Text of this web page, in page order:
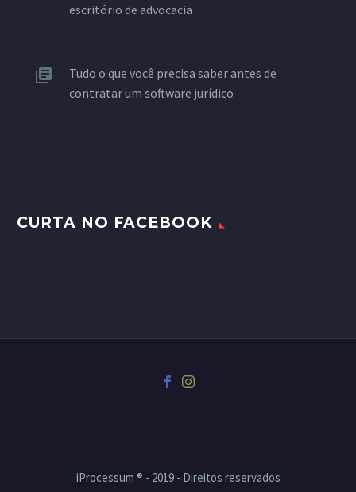
escritório de advocacia
Tudo o que você precisa saber antes de
contratar um software jurídico
CURTA NO FACEBOOK
iProcessum ® - 2019 - Direitos reservados